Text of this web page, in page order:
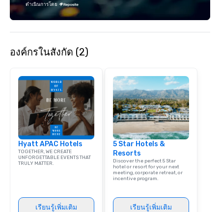
ดำเนินการโดย
องค์กรในสังกัด (2)
Hyatt APAC Hotels
TOGETHER, WE CREATE
UNFORGETTABLE EVENTS THAT
TRULY MATTER.
เรียนรู้เพิ่มเติม
5 Star Hotels &
Resorts
Discover the perfect 5 Star
hotel or resort for your next
meeting, corporate retreat, or
incentive program.
เรียนรู้เพิ่มเติม